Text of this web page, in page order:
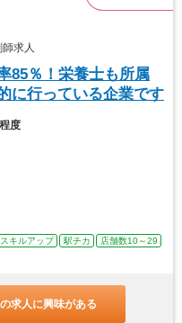
求人
85％！栄養士も所属
に行っている企業です
度
スキルアップ 駅チカ
店舗数10～29
求人に興味がある